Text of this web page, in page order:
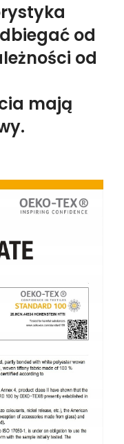
od
od
mają